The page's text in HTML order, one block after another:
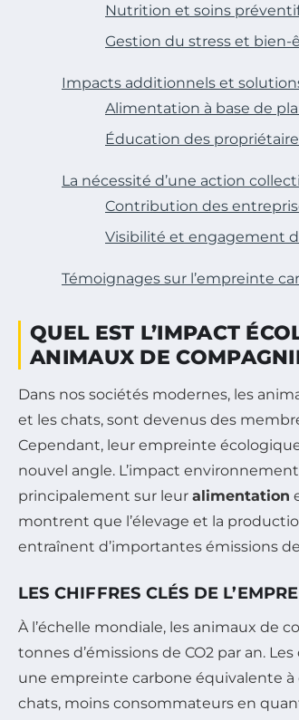
Nutrition et soins
Gestion du stress et bien-
Impacts additionnels et
Alimentation à base de
Éducation des
La nécessité d’une action
Contribution des
Visibilité et engagement
Témoignages sur l’empreinte
QUEL EST L’IMPACT
ANIMAUX DE
Dans nos sociétés modernes, les
et les chats, sont devenus des
Cependant, leur empreinte
nouvel angle. L’impact
principalement sur leur alimentation
montrent que l’élevage et la
entraînent d’importantes émissions de
LES CHIFFRES CLÉS DE
À l’échelle mondiale, les animaux de
tonnes d’émissions de CO2 par an.
une empreinte carbone équivalente à
chats, moins consommateurs en